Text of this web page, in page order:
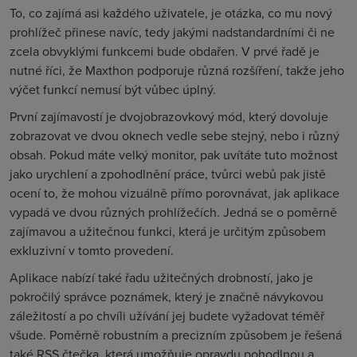
To, co zajímá asi každého uživatele, je otázka, co mu nový
prohlížeč přinese navíc, tedy jakými nadstandardními či ne
zcela obvyklými funkcemi bude obdařen. V prvé řadě je
nutné říci, že Maxthon podporuje různá rozšíření, takže jeho
výčet funkcí nemusí být vůbec úplný.
První zajímavostí je dvojobrazovkový mód, který dovoluje
zobrazovat ve dvou oknech vedle sebe stejný, nebo i různý
obsah. Pokud máte velký monitor, pak uvítáte tuto možnost
jako urychlení a zpohodlnění práce, tvůrci webů pak jistě
ocení to, že mohou vizuálně přímo porovnávat, jak aplikace
vypadá ve dvou různých prohlížečích. Jedná se o poměrně
zajímavou a užitečnou funkci, která je určitým způsobem
exkluzivní v tomto provedení.
Aplikace nabízí také řadu užitečných drobností, jako je
pokročilý správce poznámek, který je značně návykovou
záležitostí a po chvíli užívání jej budete vyžadovat téměř
všude. Poměrně robustním a precizním způsobem je řešená